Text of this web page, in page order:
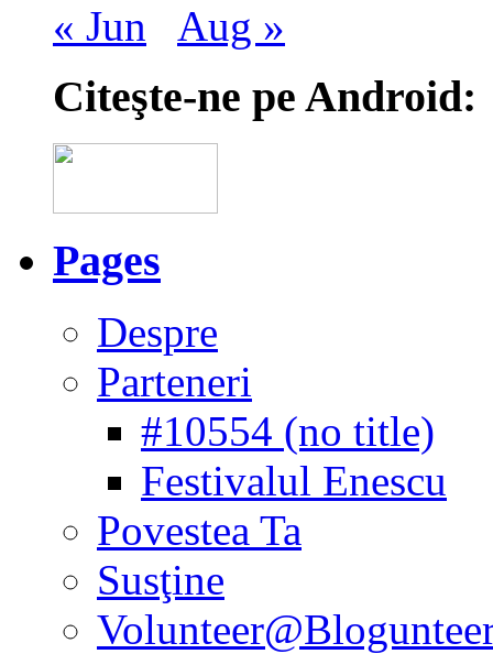
« Jun Aug »
Citeşte-ne pe Android:
Pages
Despre
Parteneri
#10554 (no title)
Festivalul Enescu
Povestea Ta
Susţine